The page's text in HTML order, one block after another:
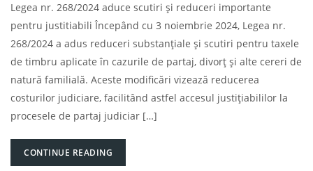
Legea nr. 268/2024 aduce scutiri și reduceri importante
pentru justitiabili Începând cu 3 noiembrie 2024, Legea nr.
268/2024 a adus reduceri substanțiale și scutiri pentru taxele
de timbru aplicate în cazurile de partaj, divorț și alte cereri de
natură familială. Aceste modificări vizează reducerea
costurilor judiciare, facilitând astfel accesul justițiabililor la
procesele de partaj judiciar […]
CONTINUE READING